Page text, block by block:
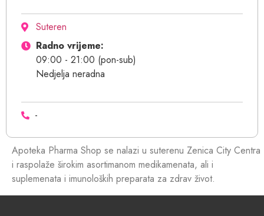
Suteren
Radno vrijeme:
09:00 - 21:00 (pon-sub)
Nedjelja neradna
-
Apoteka Pharma Shop se nalazi u suterenu Zenica City Centra
i raspolaže širokim asortimanom medikamenata, ali i
suplemenata i imunoloških preparata za zdrav život.